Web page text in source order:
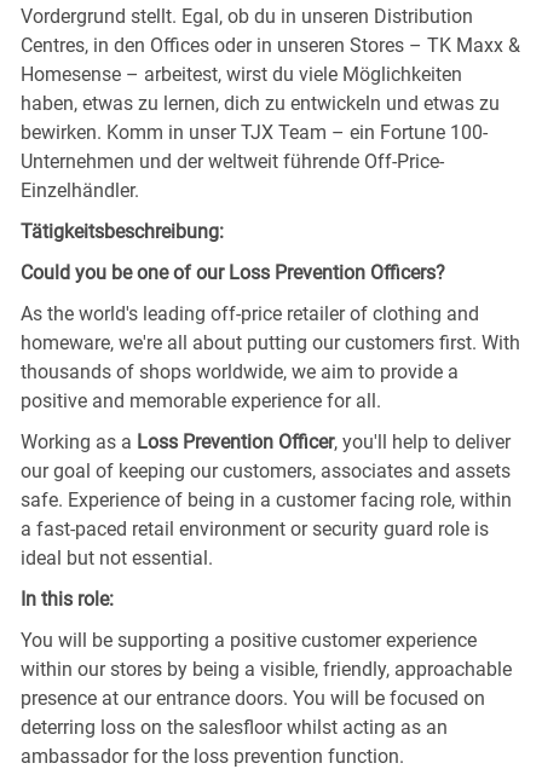
Vordergrund stellt. Egal, ob du in unseren Distribution
Centres, in den Offices oder in unseren Stores – TK Maxx &
Homesense – arbeitest, wirst du viele Möglichkeiten
haben, etwas zu lernen, dich zu entwickeln und etwas zu
bewirken. Komm in unser TJX Team – ein Fortune 100-
Unternehmen und der weltweit führende Off-Price-
Einzelhändler.
Tätigkeitsbeschreibung:
Could you be one of our Loss Prevention Officers?
As the world's leading off-price retailer of clothing and
homeware, we're all about putting our customers first. With
thousands of shops worldwide, we aim to provide a
positive and memorable experience for all.
Working as a Loss Prevention Officer, you'll help to deliver
our goal of keeping our customers, associates and assets
safe. Experience of being in a customer facing role, within
a fast-paced retail environment or security guard role is
ideal but not essential.
In this role:
You will be supporting a positive customer experience
within our stores by being a visible, friendly, approachable
presence at our entrance doors. You will be focused on
deterring loss on the salesfloor whilst acting as an
ambassador for the loss prevention function.